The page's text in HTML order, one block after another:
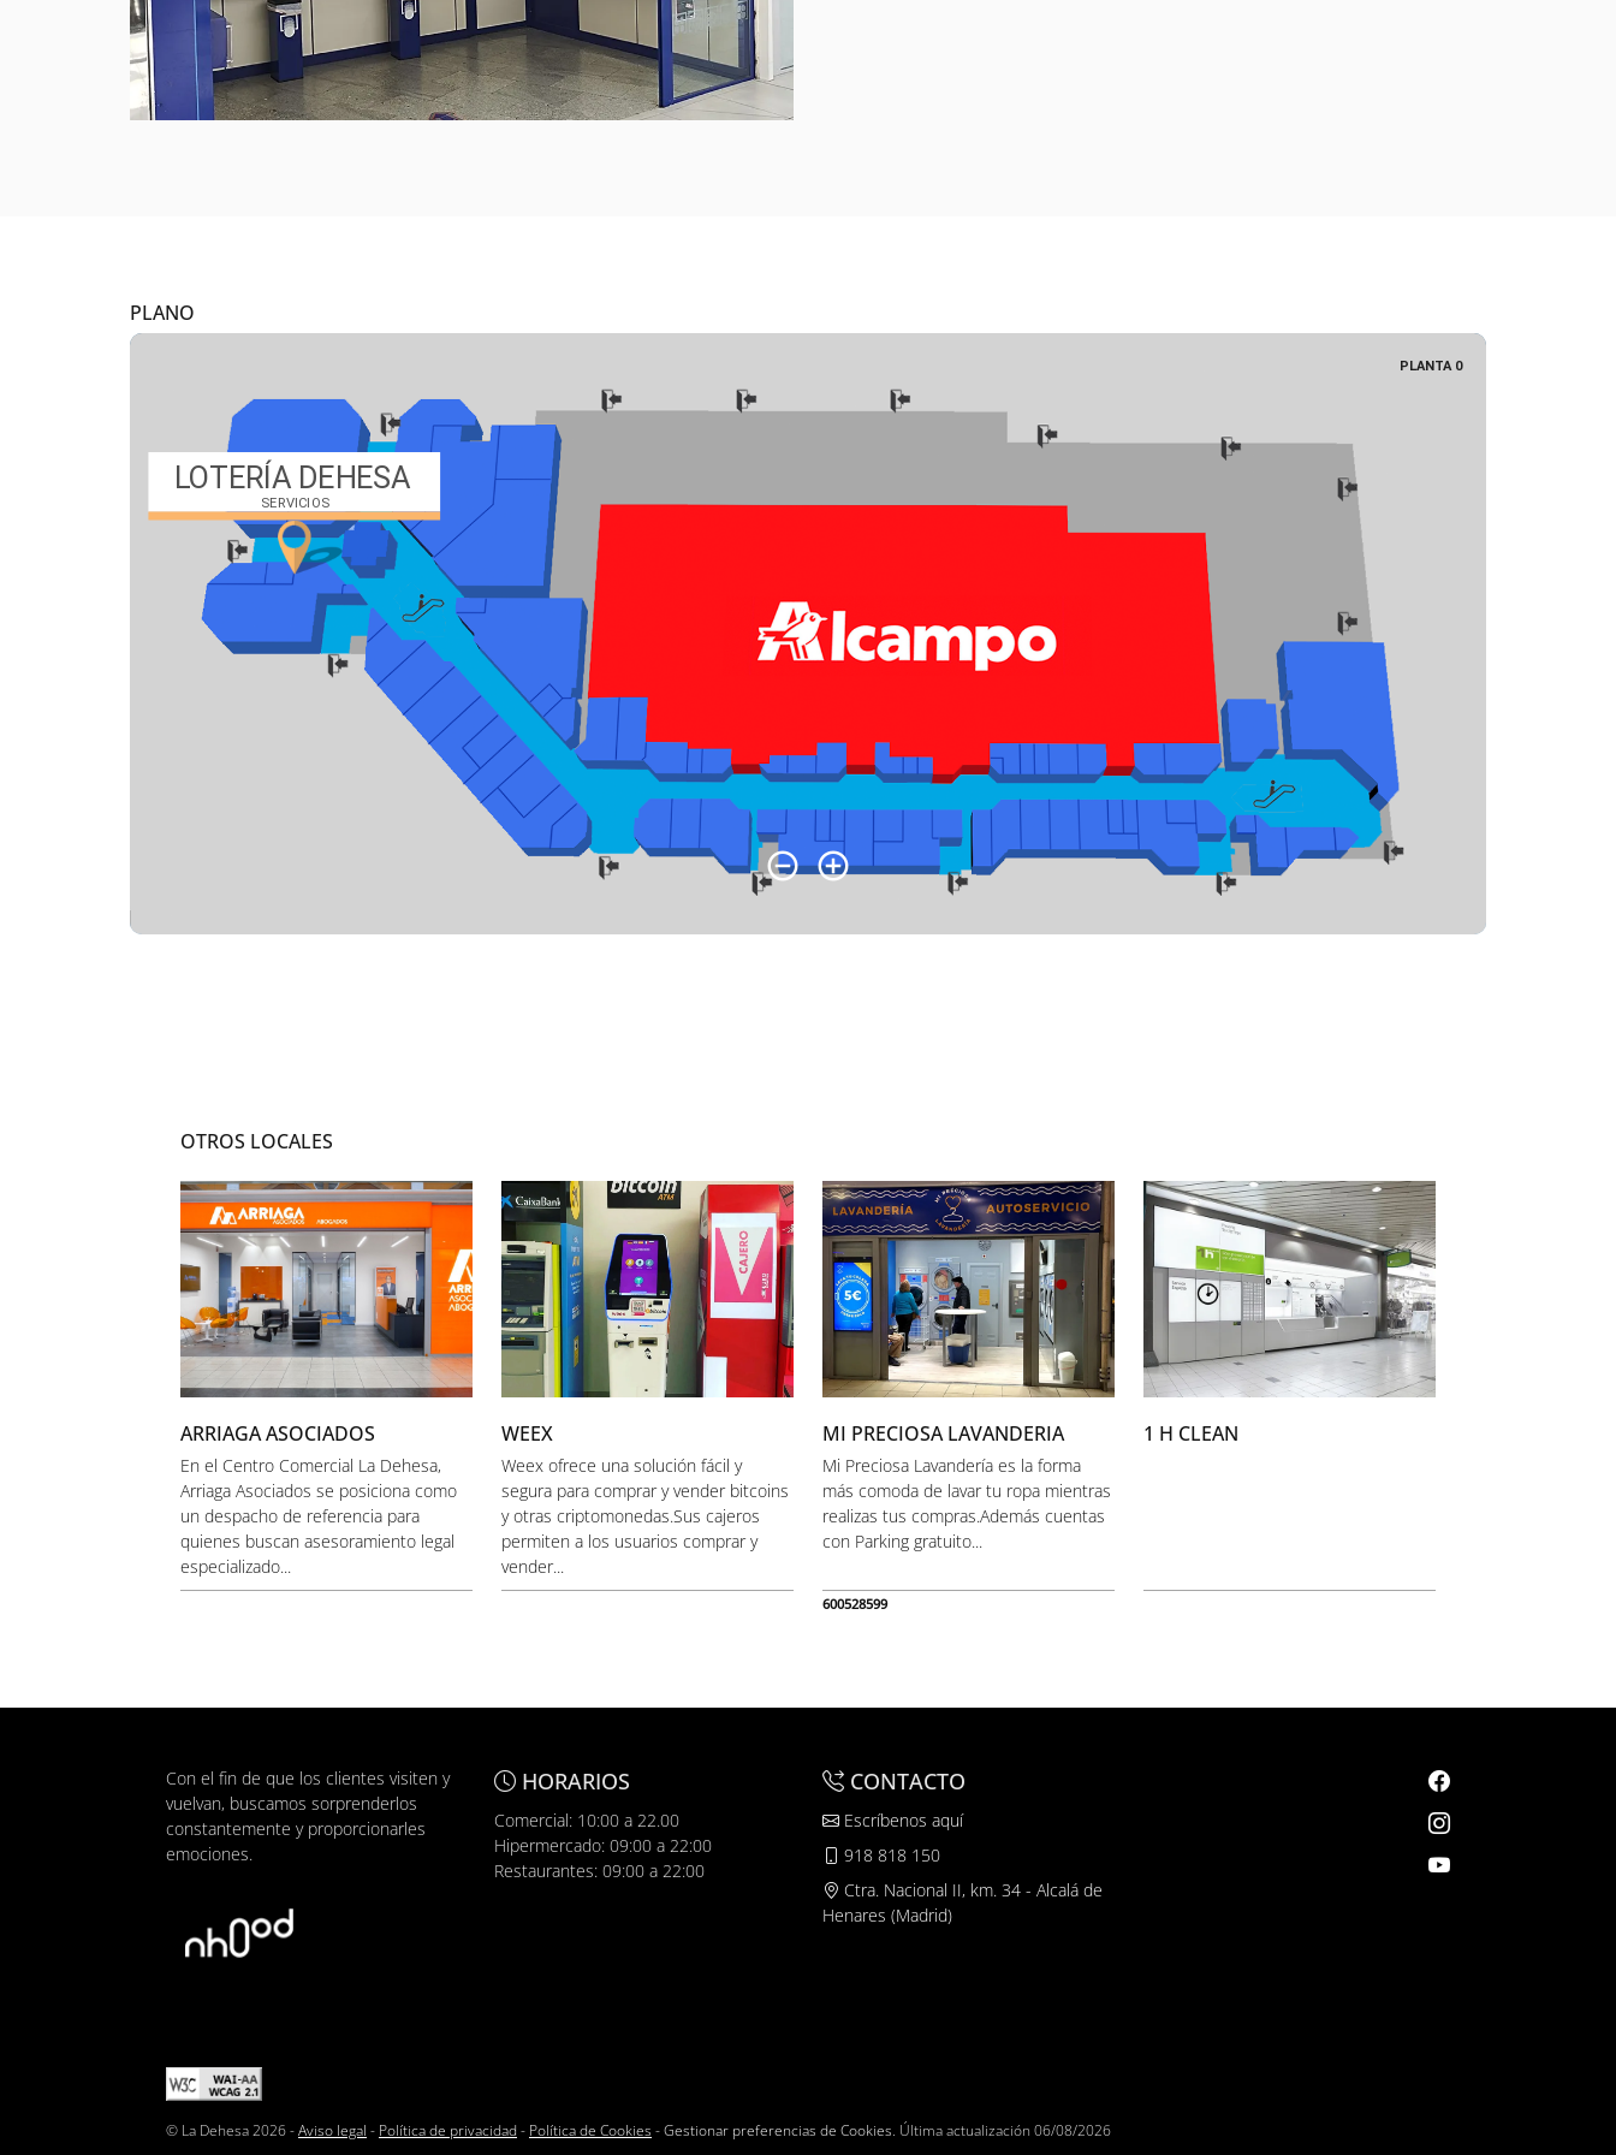
PLANO
OTROS LOCALES
ARRIAGA ASOCIADOS
En el Centro Comercial La Dehesa,
Arriaga Asociados se posiciona como
un despacho de referencia para
quienes buscan asesoramiento legal
especializado...
WEEX
Weex ofrece una solución fácil y
segura para comprar y vender bitcoins
y otras criptomonedas.Sus cajeros
permiten a los usuarios comprar y
vender...
MI PRECIOSA LAVANDERIA
Mi Preciosa Lavandería es la forma
más comoda de lavar tu ropa mientras
realizas tus compras.Además cuentas
con Parking gratuito...
600528599
1 H CLEAN
Con el fin de que los clientes visiten y
vuelvan, buscamos sorprenderlos
constantemente y proporcionarles
emociones.
HORARIOS
Comercial: 10:00 a 22.00
Hipermercado: 09:00 a 22:00
Restaurantes: 09:00 a 22:00
CONTACTO
Escríbenos aquí
918 818 150
Ctra. Nacional II, km. 34 - Alcalá de
Henares (Madrid)
© La Dehesa 2026 -Aviso legal - Política de privacidad- Política de Cookies -Gestionar preferencias de Cookies. Última actualización 06/08/2026